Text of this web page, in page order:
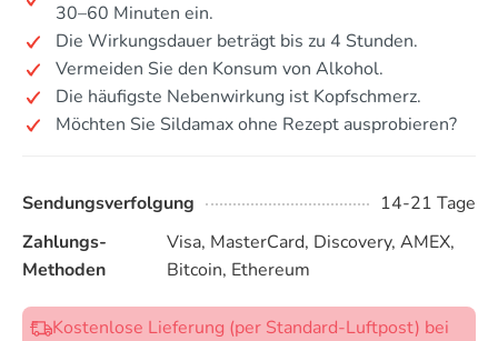
30–60 Minuten ein.
Die Wirkungsdauer beträgt bis zu 4 Stunden.
Vermeiden Sie den Konsum von Alkohol.
Die häufigste Nebenwirkung ist Kopfschmerz.
Möchten Sie Sildamax ohne Rezept ausprobieren?
Sendungsverfolgung
14-21 Tage
Zahlungs-
Methoden
Visa, MasterCard, Discovery, AMEX,
Bitcoin, Ethereum
Kostenlose Lieferung (per Standard-Luftpost) bei